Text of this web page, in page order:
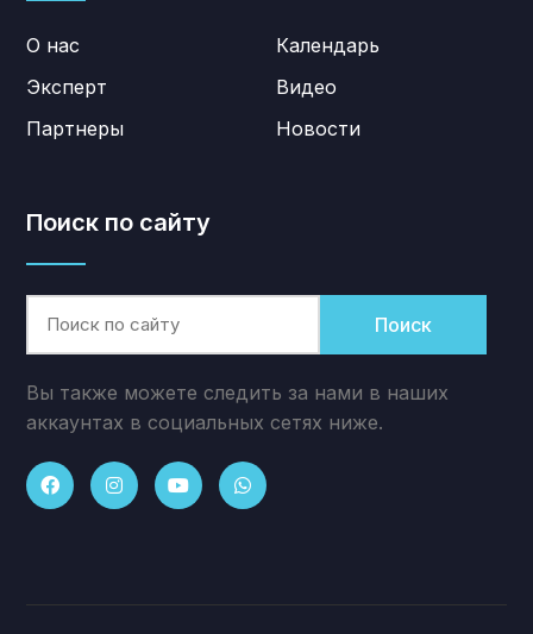
О нас
Эксперт
Партнеры
Календарь
Видео
Новости
Поиск по сайту
Поиск
Вы также можете следить за нами в наших
аккаунтах в социальных сетях ниже.